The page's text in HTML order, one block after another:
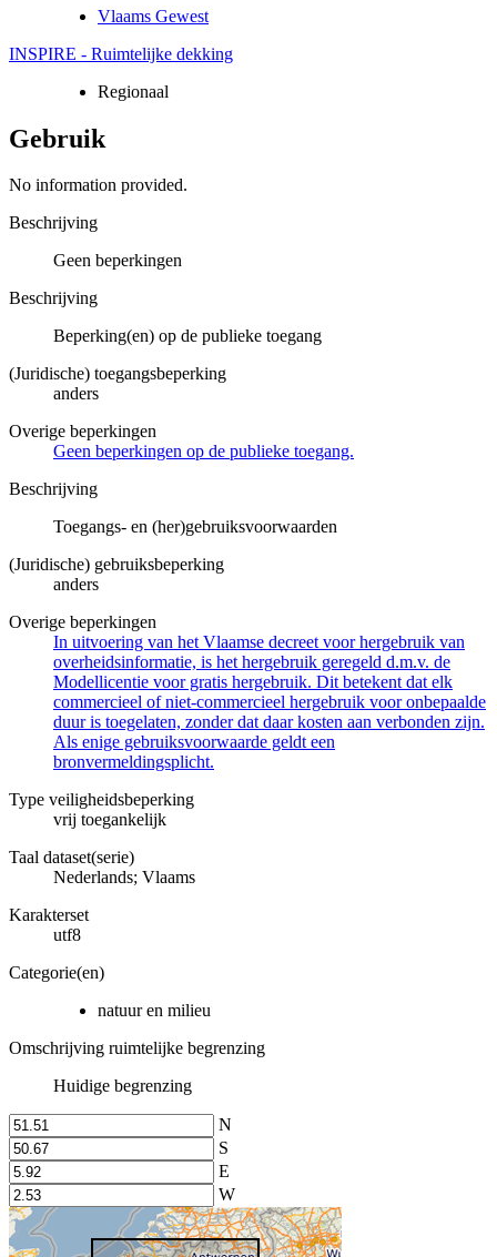
Vlaams Gewest
INSPIRE - Ruimtelijke dekking
Regionaal
Gebruik
No information provided.
Beschrijving
Geen beperkingen
Beschrijving
Beperking(en) op de publieke toegang
(Juridische) toegangsbeperking
anders
Overige beperkingen
Geen beperkingen op de publieke toegang.
Beschrijving
Toegangs- en (her)gebruiksvoorwaarden
(Juridische) gebruiksbeperking
anders
Overige beperkingen
In uitvoering van het Vlaamse decreet voor hergebruik van
overheidsinformatie, is het hergebruik geregeld d.m.v. de
Modellicentie voor gratis hergebruik. Dit betekent dat elk
commercieel of niet-commercieel hergebruik voor onbepaalde
duur is toegelaten, zonder dat daar kosten aan verbonden zijn.
Als enige gebruiksvoorwaarde geldt een
bronvermeldingsplicht.
Type veiligheidsbeperking
vrij toegankelijk
Taal dataset(serie)
Nederlands; Vlaams
Karakterset
utf8
Categorie(en)
natuur en milieu
Omschrijving ruimtelijke begrenzing
Huidige begrenzing
N
S
E
W